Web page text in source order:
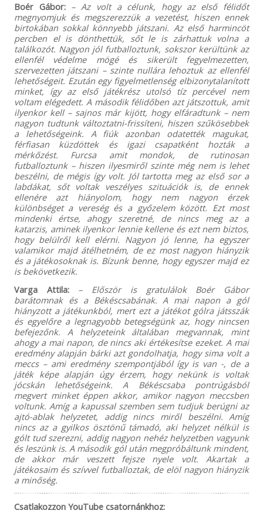
Boér Gábor: – Az volt a célunk, hogy az első félidőt
megnyomjuk és megszerezzük a vezetést, hiszen ennek
birtokában sokkal könnyebb játszani. Az első harmincöt
percben el is dönthettük, sőt le is zárhattuk volna a
találkozót. Nagyon jól futballoztunk, sokszor kerültünk az
ellenfél védelme mögé és sikerült fegyelmezetten,
szervezetten játszani – szinte nullára lehoztuk az ellenfél
lehetőségeit. Ezután egy figyelmetlenség elbizonytalanított
minket, így az első játékrész utolsó tíz percével nem
voltam elégedett. A második félidőben azt játszottuk, amit
ilyenkor kell – sajnos már kijött, hogy elfáradtunk – nem
nagyon tudtunk változtatni-frissíteni, hiszen szűkösebbek
a lehetőségeink. A fiúk azonban odatették magukat,
férfiasan küzdöttek és igazi csapatként hozták a
mérkőzést. Furcsa amit mondok, de rutinosan
futballoztunk – hiszen ilyesmiről szinte még nem is lehet
beszélni, de mégis így volt. Jól tartotta meg az első sor a
labdákat, sőt voltak veszélyes szituációk is, de ennek
ellenére azt hiányolom, hogy nem nagyon érzek
különbséget a vereség és a győzelem között. Ezt most
mindenki értse, ahogy szeretné, de nincs meg az a
katarzis, aminek ilyenkor lennie kellene és ezt nem biztos,
hogy belülről kell elérni. Nagyon jó lenne, ha egyszer
valamikor majd átélhetném, de ez most nagyon hiányzik
és a játékosoknak is. Bízunk benne, hogy egyszer majd ez
is bekövetkezik.
Varga Attila:
– Először is gratulálok Boér Gábor
barátomnak és a Békéscsabának. A mai napon a gól
hiányzott a játékunkból, mert ezt a játékot gólra játsszák
és egyelőre a legnagyobb betegségünk az, hogy nincsen
befejezőnk. A helyzeteink általában megvannak, mint
ahogy a mai napon, de nincs aki értékesítse ezeket. A mai
eredmény alapján bárki azt gondolhatja, hogy sima volt a
meccs – ami eredmény szempontjából így is van -, de a
játék képe alapján úgy érzem, hogy nekünk is voltak
jócskán lehetőségeink. A Békéscsaba pontrúgásból
megvert minket éppen akkor, amikor nagyon meccsben
voltunk. Amíg a kapussal szemben sem tudjuk berúgni az
ajtó-ablak helyzetet, addig nincs miről beszélni. Amíg
nincs az a gyilkos ösztönű támadó, aki helyzet nélkül is
gólt tud szerezni, addig nagyon nehéz helyzetben vagyunk
és leszünk is. A második gól után megpróbáltunk mindent,
de akkor már veszett fejsze nyele volt. Akartak a
játékosaim és szívvel futballoztak, de elöl nagyon hiányzik
a minőség.
Csatlakozzon YouTube csatornánkhoz: